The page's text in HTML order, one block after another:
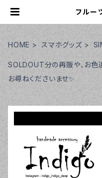
フル
HOME スマホグッズ
SOLDOUT分の再販や、お色
お尋ねくださいませ✨